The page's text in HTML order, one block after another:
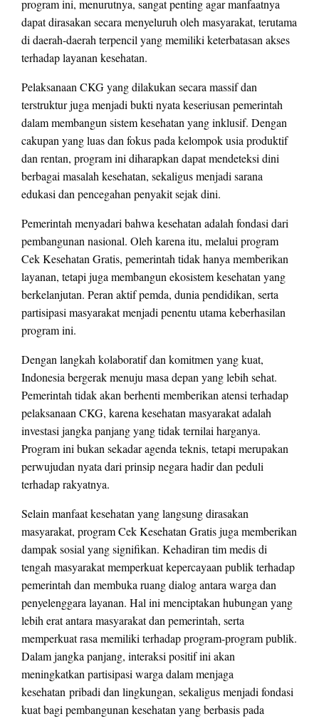
program ini, menurutnya, sangat penting agar manfaatnya
dapat dirasakan secara menyeluruh oleh masyarakat, terutama
di daerah-daerah terpencil yang memiliki keterbatasan akses
terhadap layanan kesehatan.
Pelaksanaan CKG yang dilakukan secara massif dan
terstruktur juga menjadi bukti nyata keseriusan pemerintah
dalam membangun sistem kesehatan yang inklusif. Dengan
cakupan yang luas dan fokus pada kelompok usia produktif
dan rentan, program ini diharapkan dapat mendeteksi dini
berbagai masalah kesehatan, sekaligus menjadi sarana
edukasi dan pencegahan penyakit sejak dini.
Pemerintah menyadari bahwa kesehatan adalah fondasi dari
pembangunan nasional. Oleh karena itu, melalui program
Cek Kesehatan Gratis, pemerintah tidak hanya memberikan
layanan, tetapi juga membangun ekosistem kesehatan yang
berkelanjutan. Peran aktif pemda, dunia pendidikan, serta
partisipasi masyarakat menjadi penentu utama keberhasilan
program ini.
Dengan langkah kolaboratif dan komitmen yang kuat,
Indonesia bergerak menuju masa depan yang lebih sehat.
Pemerintah tidak akan berhenti memberikan atensi terhadap
pelaksanaan CKG, karena kesehatan masyarakat adalah
investasi jangka panjang yang tidak ternilai harganya.
Program ini bukan sekadar agenda teknis, tetapi merupakan
perwujudan nyata dari prinsip negara hadir dan peduli
terhadap rakyatnya.
Selain manfaat kesehatan yang langsung dirasakan
masyarakat, program Cek Kesehatan Gratis juga memberikan
dampak sosial yang signifikan. Kehadiran tim medis di
tengah masyarakat memperkuat kepercayaan publik terhadap
pemerintah dan membuka ruang dialog antara warga dan
penyelenggara layanan. Hal ini menciptakan hubungan yang
lebih erat antara masyarakat dan pemerintah, serta
memperkuat rasa memiliki terhadap program-program publik.
Dalam jangka panjang, interaksi positif ini akan
meningkatkan partisipasi warga dalam menjaga
kesehatan pribadi dan lingkungan, sekaligus menjadi fondasi
kuat bagi pembangunan kesehatan yang berbasis pada